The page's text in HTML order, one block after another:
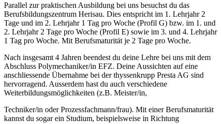
Parallel zur praktischen Ausbildung bei uns besuchst du das
Berufsbildungszentrum Herisau. Dies entspricht im 1. Lehrjahr 2
Tage und im 2. Lehrjahr 1 Tag pro Woche (Profil G) bzw. im 1. und
2. Lehrjahr 2 Tage pro Woche (Profil E) sowie im 3. und 4. Lehrjahr
1 Tag pro Woche. Mit Berufsmaturität je 2 Tage pro Woche.
Nach insgesamt 4 Jahren beendest du deine Lehre bei uns mit dem
Abschluss Polymechaniker/in EFZ. Deine Aussichten auf eine
anschliessende Übernahme bei der thyssenkrupp Presta AG sind
hervorragend. Ausserdem hast du auch verschiedene
Weiterbildungsmöglichkeiten (z.B. Meister/in,
Techniker/in oder Prozessfachmann/frau). Mit einer Berufsmaturität
kannst du sogar ein Studium, beispielsweise in Richtung